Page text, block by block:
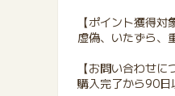
【ポイント獲得対
虚偽、いたずら、
【お問い合わせに
購入完了から90日